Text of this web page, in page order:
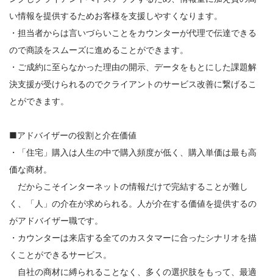
い情報を提供するためお客様を支援しやすくなります。
・担当者からは言いづらいことをカウンターが代理で伝達できる
ので商談をスムーズに進めることができます。
・ご成約に至らなかった理由の開示、データをもとにした課題解
決支援が受けられるのでクライアントのサービス改善に繋げるこ
とができます。
■アドバイザーの役割と介在価値
・「住宅」購入は人生の中で購入頻度が低く、購入単価は最も高
価な商材。
だからこそインターネットの情報だけで完結することが難し
く、「人」の介在が求められる。人が介在する価値を提供するの
がアドバイザー職です。
・カウンターは来店する全てのカスタマーに合ったシナリオを描
くことができるサービス。
自社の商材に縛られることなく、多くの選択肢をもって、最適